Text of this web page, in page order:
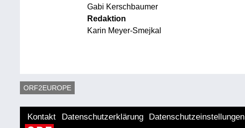
Gabi Kerschbaumer
Redaktion
Karin Meyer-Smejkal
ORF2EUROPE
Kontakt Datenschutzerklärung Datenschutzeinstellungen